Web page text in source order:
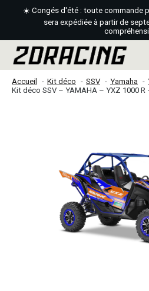
☀️ Congés d'été : toute commande
sera expédiée à partir de
Accueil Kit déco SSV Yamaha
Kit déco SSV – YAMAHA – YXZ 1000 R